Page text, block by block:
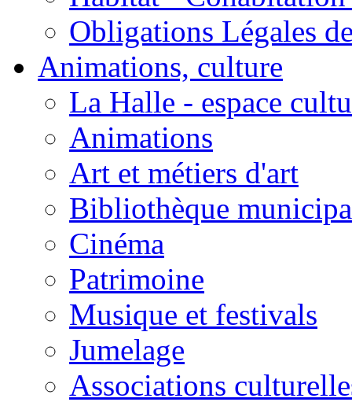
Obligations Légales
Animations, culture
La Halle - espace
Animations
Art et métiers d'art
Bibliothèque
Cinéma
Patrimoine
Musique et festivals
Jumelage
Associations